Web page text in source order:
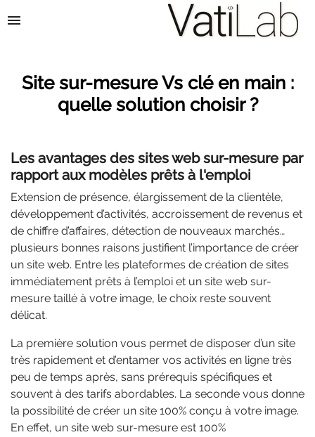
menu
Site sur-mesure Vs clé en main :
quelle solution choisir ?
Les avantages des sites web sur-mesure par
rapport aux modèles prêts à l'emploi
Extension de présence, élargissement de la clientèle,
développement d’activités, accroissement de revenus et
de chiffre d’affaires, détection de nouveaux marchés…
plusieurs bonnes raisons justifient l’importance de créer
un site web. Entre les plateformes de création de sites
immédiatement prêts à l’emploi et un site web sur-
mesure taillé à votre image, le choix reste souvent
délicat.
La première solution vous permet de disposer d’un site
très rapidement et d’entamer vos activités en ligne très
peu de temps après, sans prérequis spécifiques et
souvent à des tarifs abordables. La seconde vous donne
la possibilité de créer un site 100% conçu à votre image.
En effet, un site web sur-mesure est 100%